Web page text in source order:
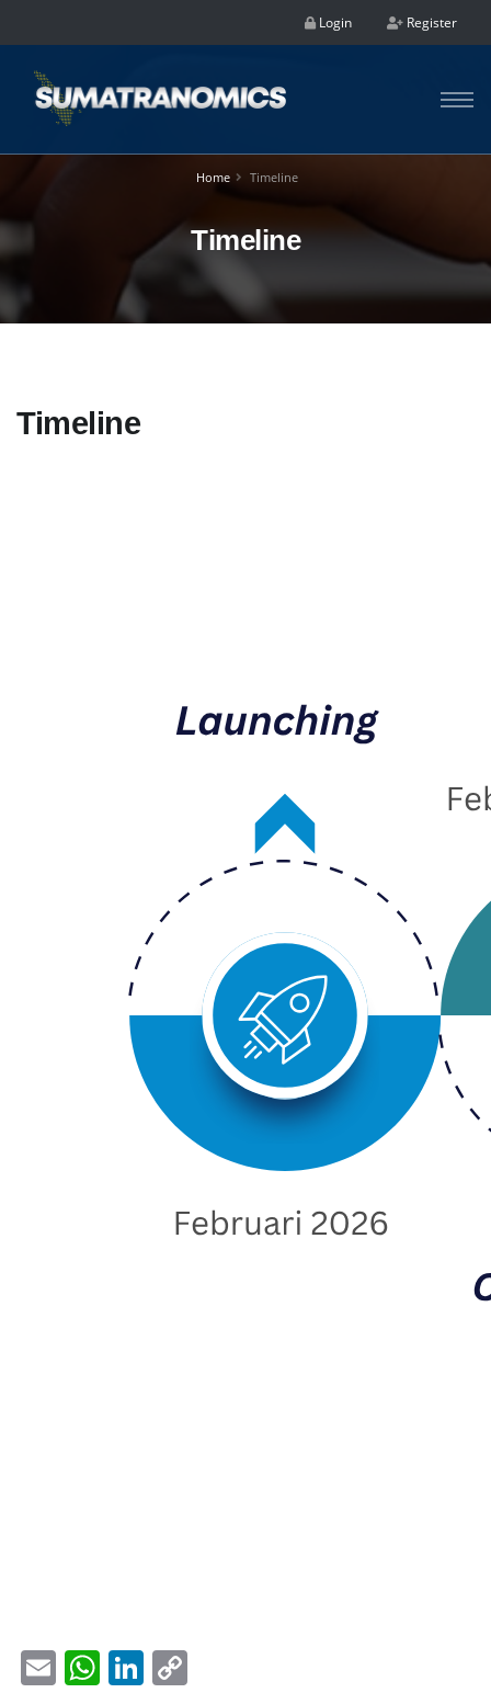
Login Register
Home Timeline
Timeline
Timeline
EmailWhatsApp
LinkedIn